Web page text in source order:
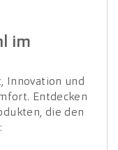
im
Innovation und
Entdecken
die den